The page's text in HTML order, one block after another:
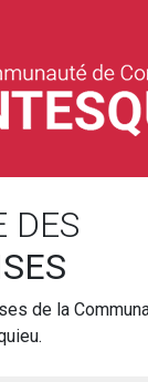
DES
de la